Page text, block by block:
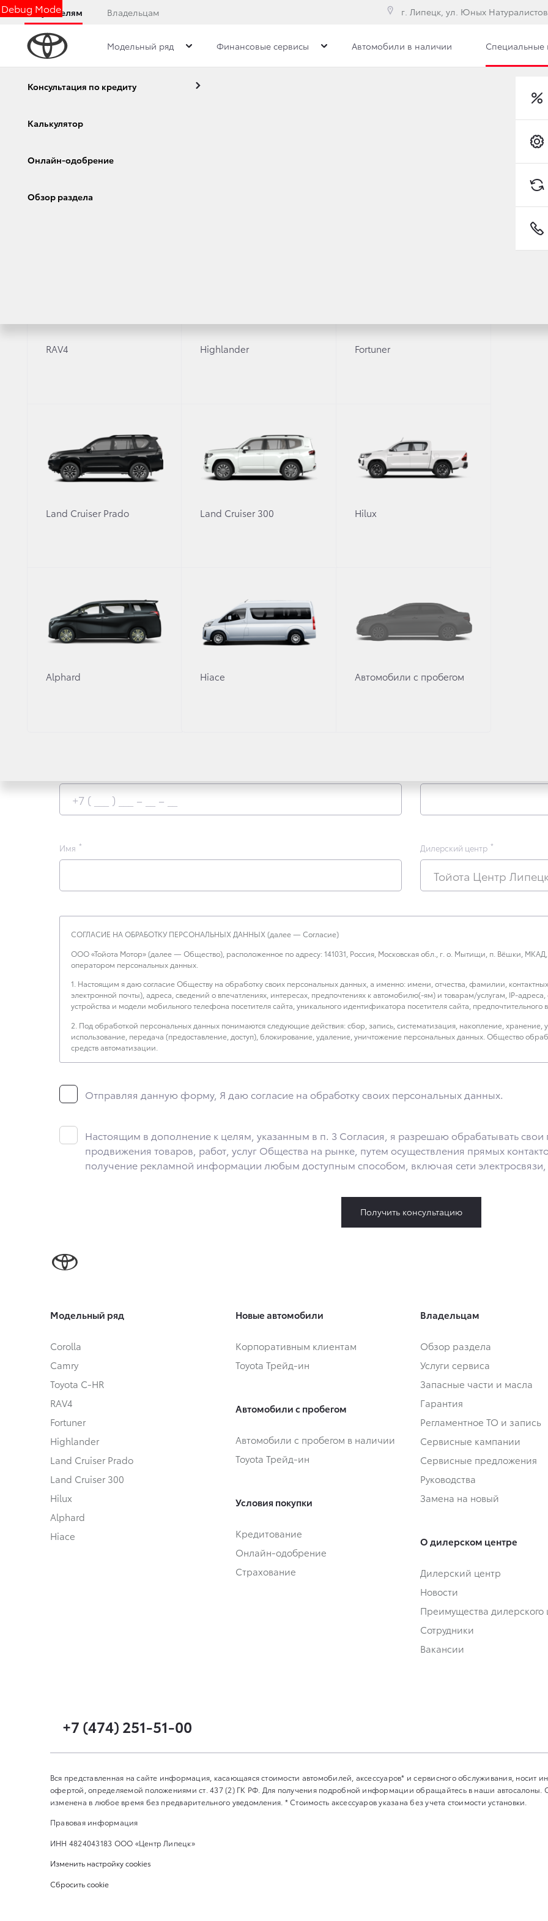
Debug Mode
Покупателям Владельцам г. Липецк, ул. Юных
Модельный ряд
RAV4 Highlander Fortuner
Land Cruiser Prado Land Cruiser 300 Hilux
Alphard Hiace Автомобили с пробегом
Финансовые сервисы
Консультация по кредиту
Калькулятор
Онлайн-одобрение
Обзор раздела
Автомобили в наличии Специальные
Более подробную информацию о специальном предложении вы можете получить, обратившись к
менеджерам нашего дилерского центра
УТОЧНИТЬ УСЛОВИЯ
Оставьте ваши контакты, и мы свяжемся с вами удобным для вас способом
Имя Дилерский центр
Тойота Центр
СОГЛАСИЕ НА ОБРАБОТКУ ПЕРСОНАЛЬНЫХ ДАННЫХ (далее — Согласие)
ООО «Тойота Мотор» (далее — Общество), расположенное по адресу: 141031, Россия, Московская обл., г. о. Мытищи, п. Вёшки, МКАД,
оператором персональных данных.
1. Настоящим я даю согласие Обществу на обработку своих персональных данных, а именно: имени, отчества, фамилии,
электронной почты), адреса, сведений о впечатлениях, интересах, предпочтениях к автомобилю(-ям) и товарам/услугам, IP-
устройства и модели мобильного телефона посетителя сайта, уникального идентификатора посетителя сайта, предпочтительного
2. Под обработкой персональных данных понимаются следующие действия: сбор, запись, систематизация, накопление,
использование, передача (предоставление, доступ), блокирование, удаление, уничтожение персональных данных. Общество
средств автоматизации.
3. Целью обработки персональных данных является осуществление взаимодействия Общества с посетителями и пользователями
4. Я даю согласие на передачу моих персональных данных третьим лицам, перечень которых размещен на сайте в разделе
5. Данное Согласие действует до момента достижения цели обработки, указанной в настоящем Согласии. Я осведомлен, что
соответствует моим намерениям.
6. Согласие может быть отозвано путем направления письменного заявления Обществу заказным почтовым отправлением с
г. о. Мытищи, п. Вёшки, МКАД 84-й км, ТПЗ «Алтуфьево», вл. 5, стр. 1.
Отправляя данную форму, Я даю согласие на обработку своих персональных данных.
Настоящим в дополнение к целям, указанным в п. 3 Согласия, я разрешаю обрабатывать
продвижения товаров, работ, услуг Общества на рынке, путем осуществления прямых
получение рекламной информации любым доступным способом, включая сети электросвязи,
Получить консультацию
Модельный ряд
Corolla
Camry
Toyota C-HR
RAV4
Fortuner
Highlander
Land Cruiser Prado
Land Cruiser 300
Hilux
Alphard
Hiace
Новые автомобили
Корпоративным клиентам
Toyota Трейд-ин
Автомобили с пробегом
Автомобили с пробегом в наличии
Toyota Трейд-ин
Условия покупки
Кредитование
Онлайн-одобрение
Страхование
Владельцам
Обзор раздела
Услуги сервиса
Запасные части и масла
Гарантия
Регламентное ТО и запись
Сервисные кампании
Сервисные предложения
Руководства
Замена на новый
О дилерском центре
Дилерский центр
Новости
Преимущества дилерского
Сотрудники
Вакансии
+7 (474) 251-51-00
Вся представленная на сайте информация, касающаяся стоимости автомобилей, аксессуаров* и сервисного обслуживания, носит
офертой, определяемой положениями ст. 437 (2) ГК РФ. Для получения подробной информации обращайтесь в наши
изменена в любое время без предварительного уведомления. * Стоимость аксессуаров указана без учета стоимости установки.
Правовая информация
ИНН 4824043183 ООО «Центр Липецк»
Изменить настройку cookies
Сбросить cookie